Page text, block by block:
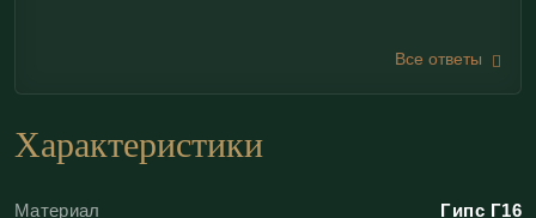
карнизов «ЭКОЛЕПНИНА»
Идеальная гладкость:
Все ответы
Характеристики
Материал
Гипс Г16